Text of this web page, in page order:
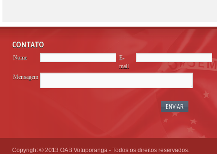
CONTATO
Nome
E-
mail
Mensagem
Copyright © 2013 OAB Votuporanga - Todos os direitos reservados.